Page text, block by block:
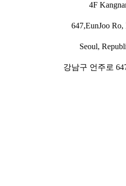
4F
647,EunJoo Ro,
Seoul,
강남구 언주로